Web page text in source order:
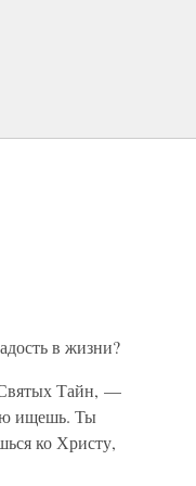
в жизни?
Тайн, —
ищешь. Ты
ко Христу,